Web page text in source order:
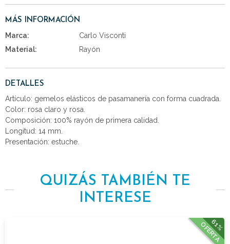
MÁS INFORMACIÓN
Marca:
Carlo Visconti
Material:
Rayón
DETALLES
Artículo: gemelos elásticos de pasamanería con forma cuadrada.
Color: rosa claro y rosa.
Composición: 100% rayón de primera calidad.
Longitud: 14 mm.
Presentación: estuche.
QUIZÁS TAMBIÉN TE
INTERESE
61%
OFERTA